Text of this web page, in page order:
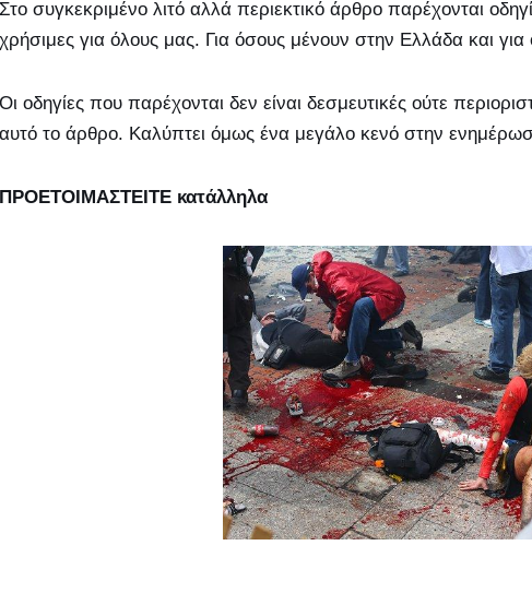
Στο συγκεκριμένο λιτό αλλά περιεκτικό άρθρο παρέχονται
χρήσιμες για όλους μας. Για όσους μένουν στην Ελλάδα και για
Οι οδηγίες που παρέχονται δεν είναι δεσμευτικές ούτε
αυτό το άρθρο. Καλύπτει όμως ένα μεγάλο κενό στην
ΠΡΟΕΤΟΙΜΑΣΤΕΙΤΕ κατάλληλα